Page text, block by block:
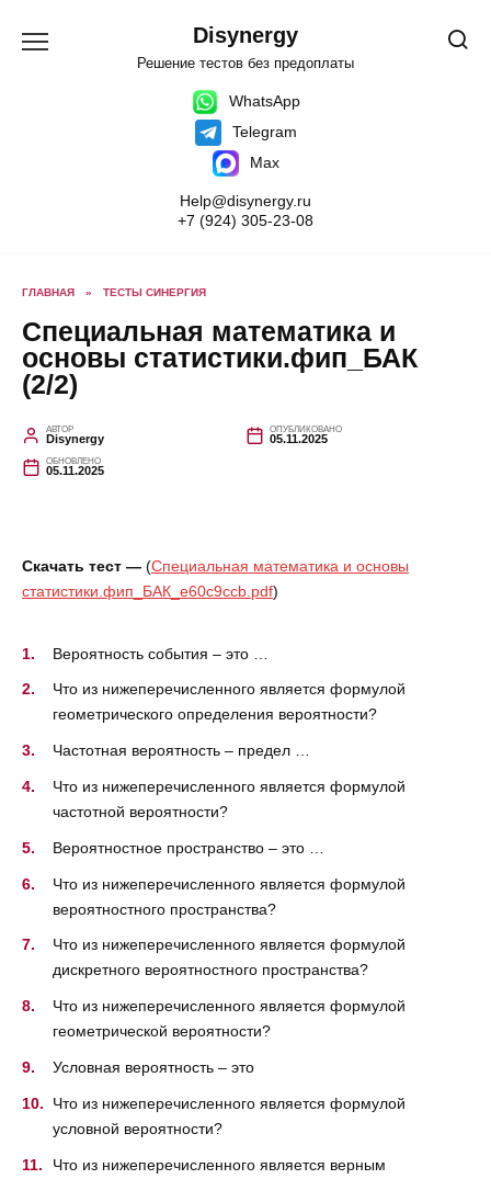
содержанию
Disynergy
Решение тестов без предоплаты
WhatsApp
Telegram
Max
Help@disynergy.ru
+7 (924) 305-23-08
ГЛАВНАЯ » ТЕСТЫ СИНЕРГИЯ
Специальная математика и
основы статистики.фип_БАК
(2/2)
АВТОР
Disynergy
ОПУБЛИКОВАНО
05.11.2025
ОБНОВЛЕНО
05.11.2025
Скачать тест — (Специальная математика и основы
статистики.фип_БАК_e60c9ccb.pdf)
Вероятность события – это …
Что из нижеперечисленного является формулой
геометрического определения вероятности?
Частотная вероятность – предел …
Что из нижеперечисленного является формулой
частотной вероятности?
Вероятностное пространство – это …
Что из нижеперечисленного является формулой
вероятностного пространства?
Что из нижеперечисленного является формулой
дискретного вероятностного пространства?
Что из нижеперечисленного является формулой
геометрической вероятности?
Условная вероятность – это
Что из нижеперечисленного является формулой
условной вероятности?
Что из нижеперечисленного является верным